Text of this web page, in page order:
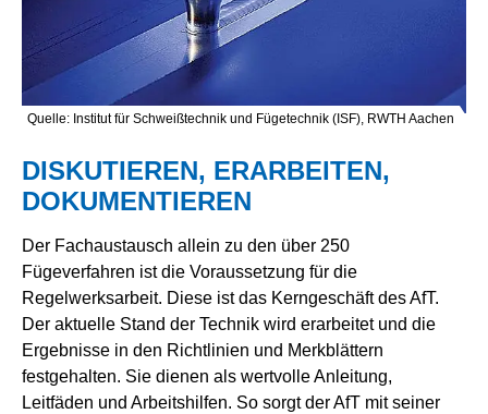
Rühreibschweißen
Quelle: Institut für Schweißtechnik und Fügetechnik (ISF), RWTH Aachen
DISKUTIEREN, ERARBEITEN,
DOKUMENTIEREN
Der Fachaustausch allein zu den über 250
Fügeverfahren ist die Voraussetzung für die
Regelwerksarbeit. Diese ist das Kerngeschäft des AfT.
Der aktuelle Stand der Technik wird erarbeitet und die
Ergebnisse in den Richtlinien und Merkblättern
festgehalten. Sie dienen als wertvolle Anleitung,
Leitfäden und Arbeitshilfen. So sorgt der AfT mit seiner